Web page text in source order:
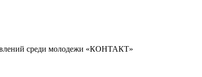
среди молодежи «КОНТАКТ»